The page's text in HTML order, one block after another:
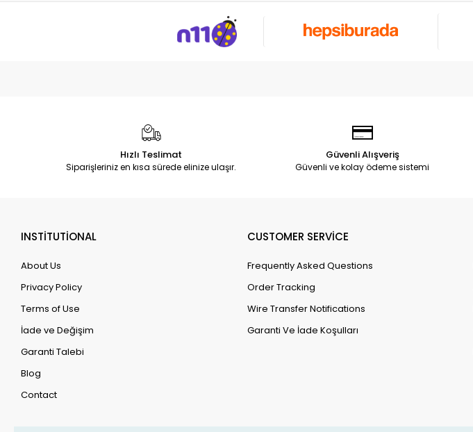
Hızlı Teslimat
Siparişleriniz en kısa sürede elinize ulaşır.
Güvenli Alışveriş
Güvenli ve kolay ödeme sistemi
INSTİTUTİONAL
About Us
Privacy Policy
Terms of Use
İade ve Değişim
Garanti Talebi
Blog
Contact
CUSTOMER SERVİCE
Frequently Asked Questions
Order Tracking
Wire Transfer Notifications
Garanti Ve İade Koşulları